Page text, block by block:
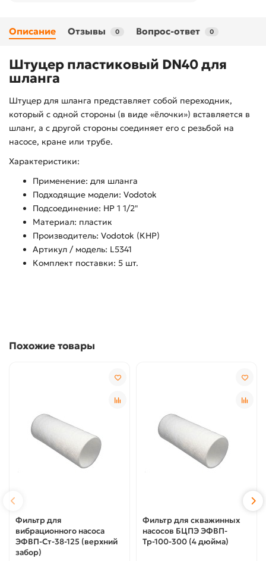
Описание Отзывы 0 Вопрос-ответ 0
Штуцер пластиковый DN40 для
шланга
Штуцер для шланга представляет собой переходник,
который с одной стороны (в виде «ёлочки») вставляется в
шланг, а с другой стороны соединяет его с резьбой на
насосе, кране или трубе.
Характеристики:
Применение: для шланга
Подходящие модели: Vodotok
Подсоединение: НР 1 1/2"
Материал: пластик
Производитель: Vodotok (КНР)
Артикул / модель: L5341
Комплект поставки: 5 шт.
Похожие товары
Фильтр для
вибрационного насоса
ЭФВП-Ст-38-125 (верхний
забор)
Фильтр для скважинных
насосов БЦПЭ ЭФВП-
Тр-100-300 (4 дюйма)